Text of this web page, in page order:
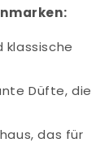
klassische
Düfte, die
das für